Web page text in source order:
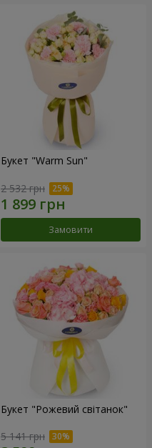
Букет "Warm Sun"
2 532 грн
Замовити
Букет "Рожевий світанок"
5 141 грн